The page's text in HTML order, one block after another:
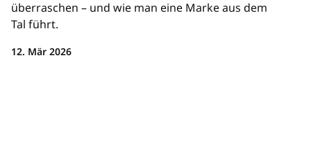
überraschen – und wie man eine Marke aus dem
Tal führt.
12. Mär 2026